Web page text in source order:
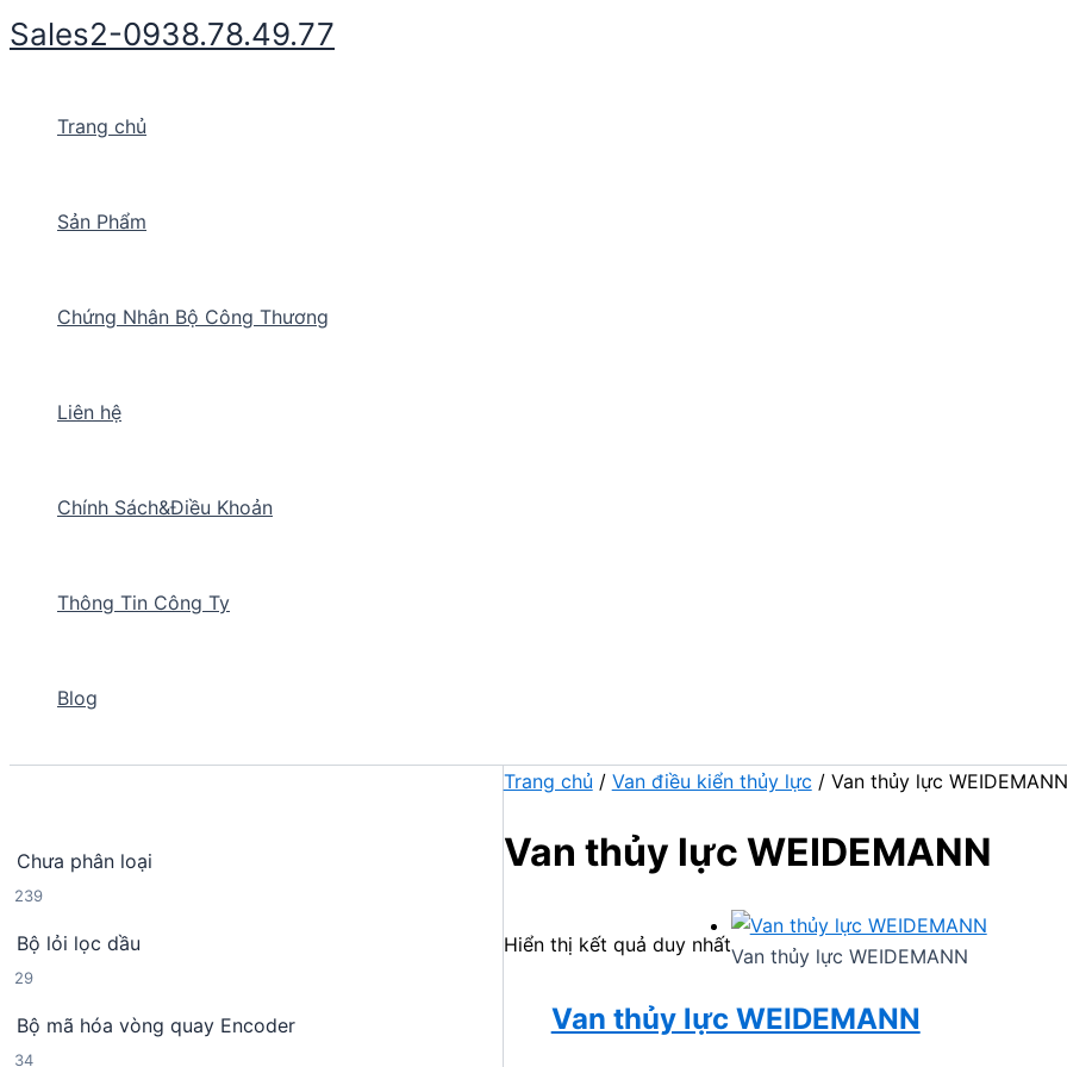
Nhảy
tới
Sales2-0938.78.49.77
Trang chủ
Sản Phẩm
Chứng Nhân Bộ Công Thương
Liên hệ
Chính Sách&Điều Khoản
Thông Tin Công Ty
Blog
Chưa phân loại
2392
9
n
Bộ lỏi lọc dầu
292
s
ả
Bộ mã hóa vòng quay Encoder
34
Trang chủ / Van điều kiển thủy lực / Van thủy lực WEIDEMANN
Van thủy lực WEIDEMANN
Hiển thị kết quả duy nhấtVan thủy lực WEIDEMANN
Van thủy lực WEIDEMANN